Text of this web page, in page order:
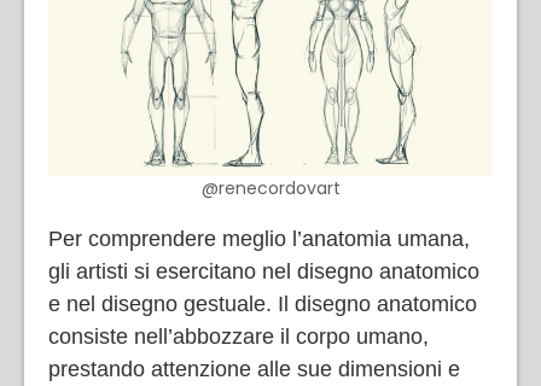
@renecordovart
Per comprendere meglio l’anatomia umana,
gli artisti si esercitano nel disegno anatomico
e nel disegno gestuale. Il disegno anatomico
consiste nell’abbozzare il corpo umano,
prestando attenzione alle sue dimensioni e